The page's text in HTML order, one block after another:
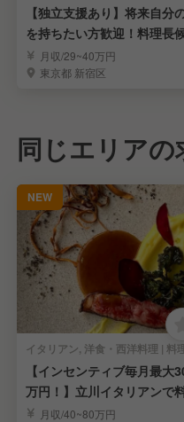
【独立支援あり】将来自分
を持ちたい方歓迎！料理長
募集月収/29~40万円
東京都 新宿区
同じエリアの
NEW
【インセンティブ毎月最大
万円！】立川イタリアンで
長候補を募集！
月収/40~80万円